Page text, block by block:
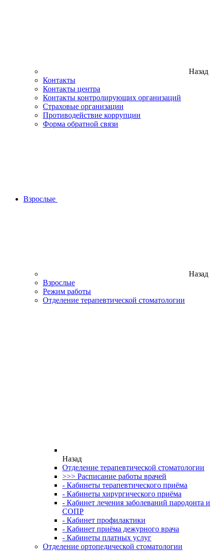
Назад
Контакты
Контакты центра
Контакты контролирующих организаций
Страховые организации
Противодействие коррупции
Форма обратной связи
Взрослые
Назад
Взрослые
Режим работы
Отделение терапевтической стоматологии
Назад
Отделение терапевтической стоматологии
>>> Расписание работы врачей
- Кабинеты терапевтического приёма
- Кабинеты хирургического приёма
- Кабинет лечения заболеваний пародонта и
СОПР
- Кабинет профилактики
- Кабинет приёма дежурного врача
- Кабинеты платных услуг
Отделение ортопедической стоматологии